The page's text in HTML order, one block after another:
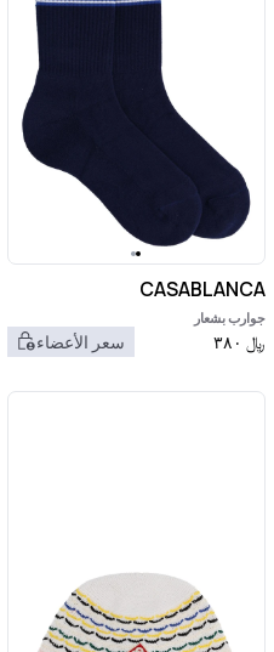
CASABLANCA
جوارب بشعار
﷼ ٣٨٠ سعر الأعضاء